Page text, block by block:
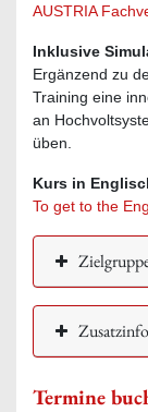
AUSTRIA
Inklusive
Ergänzend zu
Training eine
an
üben.
Kurs in
To get to the
Termine